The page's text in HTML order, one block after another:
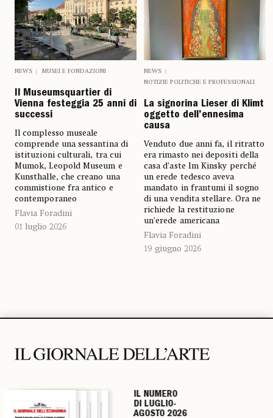
NEWS MUSEI E FONDAZIONI
Il Museumsquartier di
Vienna festeggia 25 anni di
successi
Il complesso museale
comprende una sessantina di
istituzioni culturali, tra cui
Mumok, Leopold Museum e
Kunsthalle, che creano una
commistione fra antico e
contemporaneo
Flavia Foradini
01 luglio 2026
NEWS
NOTIZIE POLITICHE E PROFESSIONALI
La signorina Lieser di Klimt
oggetto dell’ennesima
causa
Venduto due anni fa, il ritratto
era rimasto nei depositi della
casa d’aste Im Kinsky perché
un erede tedesco aveva
mandato in frantumi il sogno
di una vendita stellare. Ora ne
richiede la restituzione
un’erede americana
Flavia Foradini
19 giugno 2026
IL NUMERO
DI LUGLIO-
AGOSTO 2026
IL NUMERO
DI LUGLIO-
AGOSTO 2026
IL NUMERO
DI LUGLIO-
AGOSTO 2026
IL NUMERO
DI LUGLIO-
AGOSTO 2026